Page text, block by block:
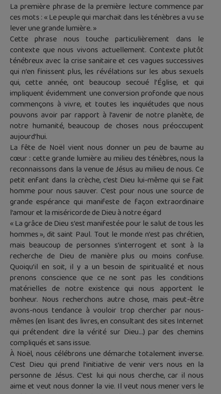
La première phrase de la première lecture commence par
ces mots : « Le peuple qui marchait dans les ténèbres a vu se
lever une grande lumière. »
Cette phrase nous touche particulièrement dans le
contexte que nous vivons actuellement. Contexte plutôt
ténébreux avec la crise sanitaire et ces vagues successives
qui n’en finissent plus, les révélations sur les abus sexuels
qui, cette année, ont beaucoup secoué l’Église, et qui
impliquent évidemment une conversion profonde que nous
commençons à vivre, et toutes les inquiétudes que nous
pouvons avoir par rapport à l’avenir de notre planète, de
notre humanité, beaucoup de choses nous préoccupent
aujourd’hui.
La fête de Noël vient nous donner un peu de baume au
cœur : cette grande lumière au milieu des ténèbres, nous la
reconnaissons dans la venue de Jésus au milieu de nous. Ce
petit enfant dans la crèche, c’est Dieu lui-même qui se fait
homme pour nous sauver. C’est pour nous une source de
grande espérance qui manifeste de façon extraordinaire
l’amour et la miséricorde de Dieu à notre égard
« La grâce de Dieu s’est manifestée pour le salut de tous les
hommes », dit saint Paul. Tout le monde n’est pas chrétien,
mais beaucoup de personnes s’interrogent et sont à la
recherche de Dieu de manière plus ou moins confuse.
Quoiqu’il en soit, il y a un besoin de spiritualité et nous
prenons conscience que ce ne sont pas les conditions
matérielles de notre existence qui nous apportent le
bonheur. Nous recherchons autre chose, mais peut-être
avons-nous tendance à vouloir trop chercher par nous-
mêmes (en lisant des livres, en consultant des sites Internet
qui prétendent dire la vérité sur Dieu…) par des chemins
compliqués et sans issue.
À Noël, nous célébrons une démarche totalement inverse.
C’est Dieu qui prend l’initiative de venir vers nous en la
personne de Jésus. C’est lui qui nous cherche, car il nous
aime et veut nous donner la vie. Il veut nous mener vers le